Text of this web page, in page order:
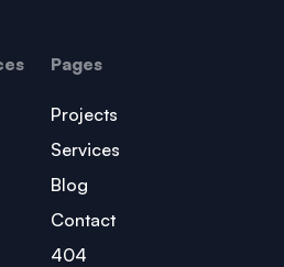
Pages
Projects
Services
Blog
Contact
404